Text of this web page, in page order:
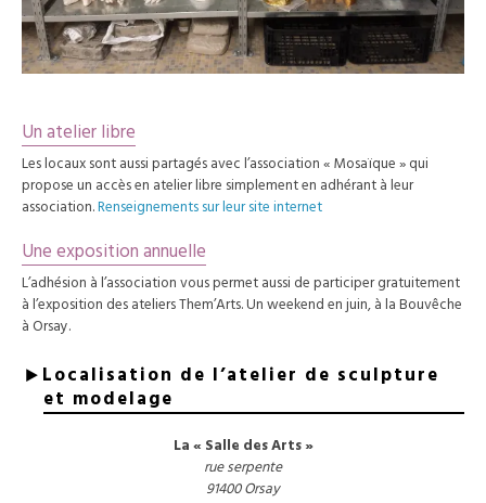
Un atelier libre
Les locaux sont aussi partagés avec l’association « Mosaïque » qui
propose un accès en atelier libre simplement en adhérant à leur
association.Renseignements sur leur site internet
Une exposition annuelle
L’adhésion à l’association vous permet aussi de participer gratuitement
à l’exposition des ateliers Them’Arts. Un weekend en juin, à la Bouvêche
à Orsay.
Localisation de l’atelier de sculpture
et modelage
La « Salle des Arts »
rue serpente
91400 Orsay